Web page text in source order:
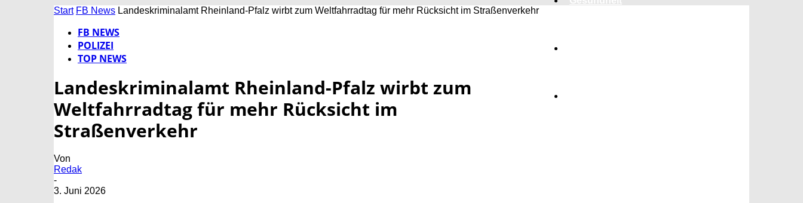
Start FB News Landeskriminalamt Rheinland-Pfalz wirbt zum Weltfahrradtag für mehr Rücksicht im Straßenverkehr
FB NEWS
POLIZEI
TOP NEWS
Landeskriminalamt Rheinland-Pfalz wirbt zum
Weltfahrradtag für mehr Rücksicht im
Straßenverkehr
Von
Redak
-
3. Juni 2026